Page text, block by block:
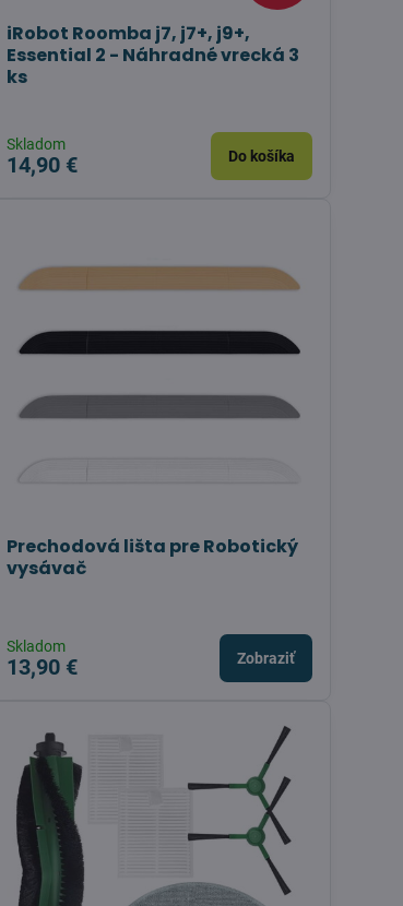
iRobot Roomba j7, j7+, j9+,
Essential 2 - Náhradné vrecká 3
ks
Skladom
14,90 € Do košíka
Prechodová lišta pre Robotický
vysávač
Skladom
13,90 € Zobraziť